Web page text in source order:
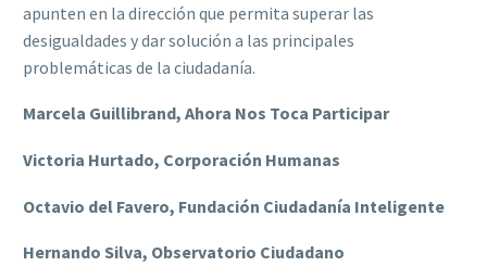
apunten en la dirección que permita superar las
desigualdades y dar solución a las principales
problemáticas de la ciudadanía.
Marcela Guillibrand, Ahora Nos Toca Participar
Victoria Hurtado, Corporación Humanas
Octavio del Favero, Fundación Ciudadanía Inteligente
Hernando Silva, Observatorio Ciudadano